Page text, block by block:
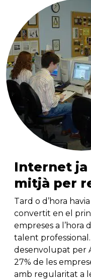
Internet ja
mitjà per
Tard o d’hora
convertit en el
empreses a l’hora
talent
desenvolupat per
27% de les
amb regularitat a